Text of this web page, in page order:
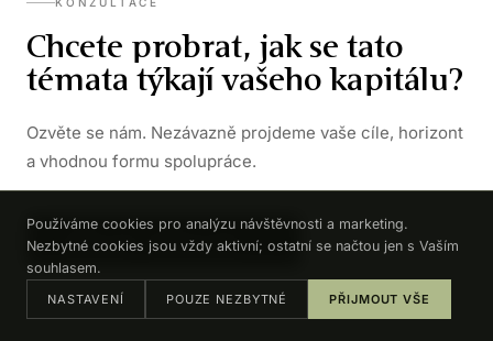
Chcete probrat, jak se tato
témata týkají vašeho kapitálu?
Ozvěte se nám. Nezávazně projdeme vaše cíle, horizont
a vhodnou formu spolupráce.
DOMLUVIT KONZULTACI →
Používáme cookies pro analýzu návštěvnosti a marketing.
Nezbytné cookies jsou vždy aktivní; ostatní se načtou jen s Vaším
souhlasem.
NASTAVENÍ POUZE NEZBYTNÉ PŘIJMOUT VŠE